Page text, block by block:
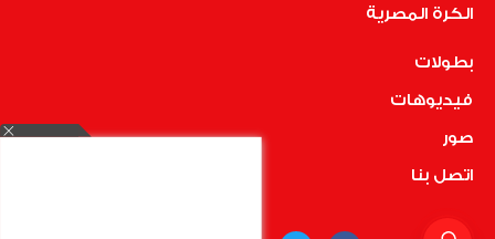
الكرة المصرية
بطولات
فيديوهات
صور
اتصل بنا